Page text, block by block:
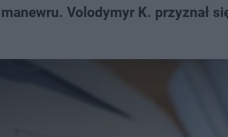
Volodymyr K. przyznał